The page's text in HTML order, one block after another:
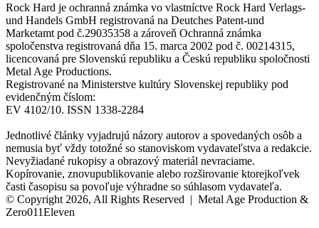
Rock Hard je ochranná známka vo vlastníctve Rock Hard Verlags-
und Handels GmbH registrovaná na Deutches Patent-und
Marketamt pod č.29035358 a zároveň Ochranná známka
spoločenstva registrovaná dňa 15. marca 2002 pod č. 00214315,
licencovaná pre Slovenskú republiku a Českú republiku spoločnosti
Metal Age Productions.
Registrované na Ministerstve kultúry Slovenskej republiky pod
evidenčným číslom:
EV 4102/10. ISSN 1338-2284
Jednotlivé články vyjadrujú názory autorov a spovedaných osôb a
nemusia byť vždy totožné so stanoviskom vydavateľstva a redakcie.
Nevyžiadané rukopisy a obrazový materiál nevraciame.
Kopírovanie, znovupublikovanie alebo rozširovanie ktorejkoľvek
časti časopisu sa povoľuje výhradne so súhlasom vydavateľa.
© Copyright 2026, All Rights Reserved | Metal Age Production &
Zero011Eleven